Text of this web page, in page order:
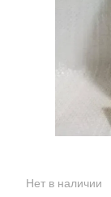
Нет в наличии